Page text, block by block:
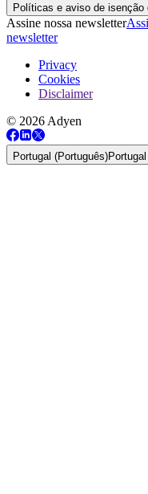
Políticas e aviso de isenção
Assine nossa newsletter
newsletter
Privacy
Cookies
Disclaimer
© 2026 Adyen
Portugal (Português)